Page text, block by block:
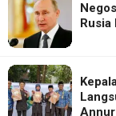
Rusia